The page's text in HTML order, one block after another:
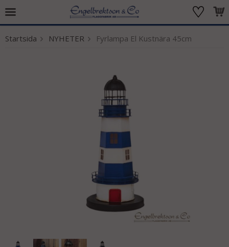
Produkten har blivit tillagd i varukorgen
Startsida NYHETER Fyrlampa El Kustnära 45cm